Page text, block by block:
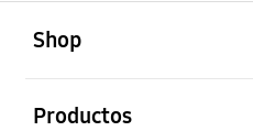
Shop
Productos